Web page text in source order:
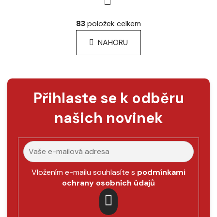
O
v
l
á
í
p
r
v
k
y
v
ý
p
i
u
á
k
o
v
á
83položek celkem
NAHORU
Přihlaste se k odběru
našich novinek
Vložením e-mailu souhlasíte s podmínkami
ochrany osobních údajů